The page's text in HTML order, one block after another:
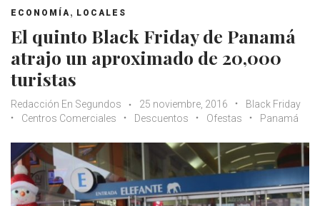
ECONOMÍA, LOCALES
El quinto Black Friday de Panamá
atrajo un aproximado de 20,000
turistas
Redacción En Segundos 25 noviembre, 2016
Black Friday
Centros Comerciales
Descuentos Ofestas Panamá